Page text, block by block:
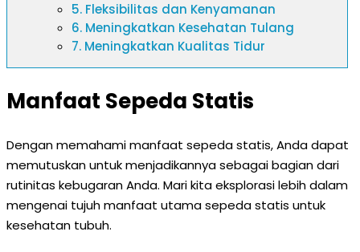
5. Fleksibilitas dan Kenyamanan
6. Meningkatkan Kesehatan Tulang
7. Meningkatkan Kualitas Tidur
Manfaat Sepeda Statis
Dengan memahami manfaat sepeda statis, Anda dapat
memutuskan untuk menjadikannya sebagai bagian dari
rutinitas kebugaran Anda. Mari kita eksplorasi lebih dalam
mengenai tujuh manfaat utama sepeda statis untuk
kesehatan tubuh.